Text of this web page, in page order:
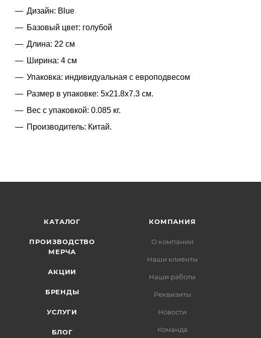
Дизайн: Blue
Базовый цвет: голубой
Длина: 22 см
Ширина: 4 см
Упаковка: индивидуальная с европодвесом
Размер в упаковке: 5x21.8x7.3 см.
Вес с упаковкой: 0.085 кг.
Производитель: Китай.
КАТАЛОГ
ПРОИЗВОДСТВО
МЕРЧА
АКЦИИ
БРЕНДЫ
УСЛУГИ
БЛОГ
КОМПАНИЯ
О компании
Наши клиенты
Наши работы
Реквизиты
Новости
Команда